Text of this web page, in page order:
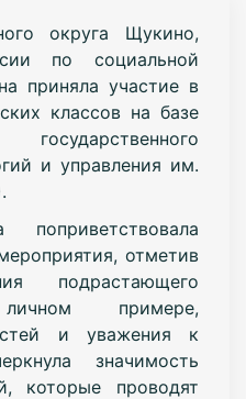
округа Щукино,
по социальной
приняла участие в
классов на базе
и управления им.
отметив
подрастающего
примере,
и уважения к
значимость
которые проводят